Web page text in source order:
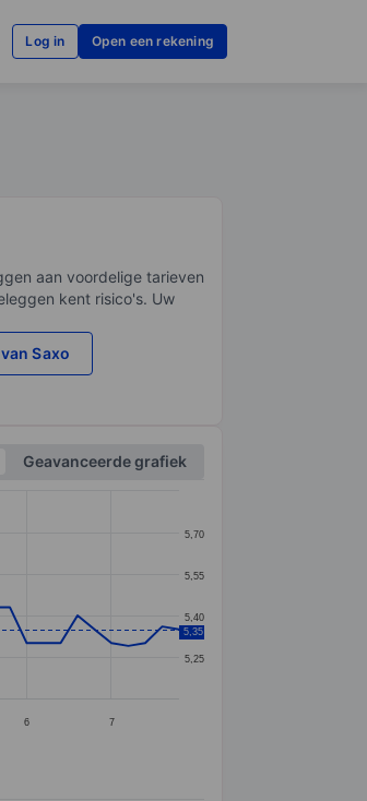
Log in Open een rekening
aan voordelige tarieven
kent risico's. Uw
Saxo
Geavanceerde grafiek
6 7
5,25
5,40
5,55
5,70
5,35